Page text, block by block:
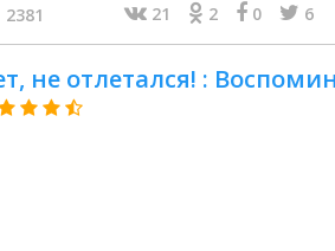
2381 21 2 0 6
не отлетался! :